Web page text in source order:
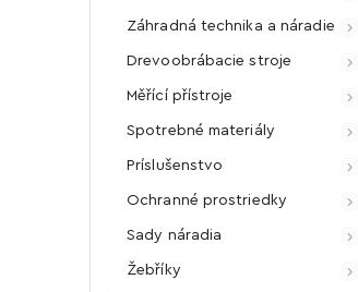
Záhradná technika a náradie
Drevoobrábacie stroje
Měřící přístroje
Spotrebné materiály
Príslušenstvo
Ochranné prostriedky
Sady náradia
Žebříky